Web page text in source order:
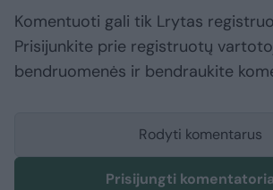
Komentuoti gali tik Lrytas
Prisijunkite prie registruotų
bendruomenės ir bendraukite
Rodyti komentarus
Prisijungti